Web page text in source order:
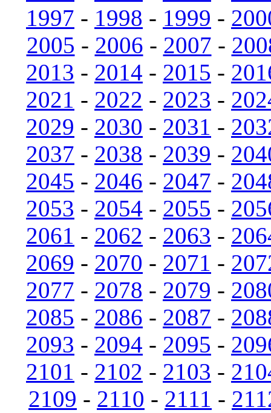
1997 - 1998 - 1999 -
2005 - 2006 - 2007 -
2013 - 2014 - 2015 -
2021 - 2022 - 2023 -
2029 - 2030 - 2031 -
2037 - 2038 - 2039 -
2045 - 2046 - 2047 -
2053 - 2054 - 2055 -
2061 - 2062 - 2063 -
2069 - 2070 - 2071 -
2077 - 2078 - 2079 -
2085 - 2086 - 2087 -
2093 - 2094 - 2095 -
2101 - 2102 - 2103 -
2109 - 2110 - 2111 -